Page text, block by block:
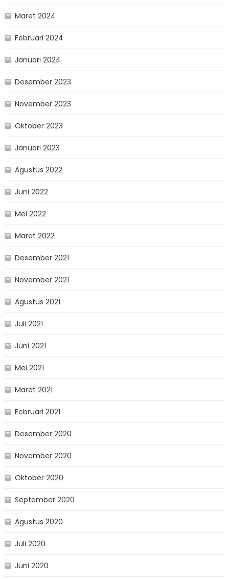
Maret 2024
Februari 2024
Januari 2024
Desember 2023
November 2023
Oktober 2023
Januari 2023
Agustus 2022
Juni 2022
Mei 2022
Maret 2022
Desember 2021
November 2021
Agustus 2021
Juli 2021
Juni 2021
Mei 2021
Maret 2021
Februari 2021
Desember 2020
November 2020
Oktober 2020
September 2020
Agustus 2020
Juli 2020
Juni 2020